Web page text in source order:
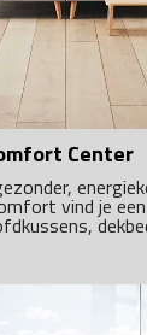
Center
vind je